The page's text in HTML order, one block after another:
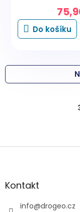
Do košíku
Z
aKontakt
info@drogeo.cz